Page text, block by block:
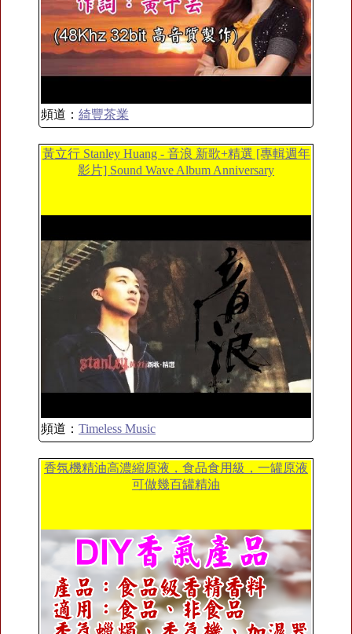
頻道： 綺豐茶業
黃立行 Stanley Huang - 音浪 新歌+精選 [專輯週年
影片] Sound Wave Album Anniversary
頻道： Timeless Music
香氛機精油高濃縮原液，食品食用級，一罐原液
可做幾百罐精油